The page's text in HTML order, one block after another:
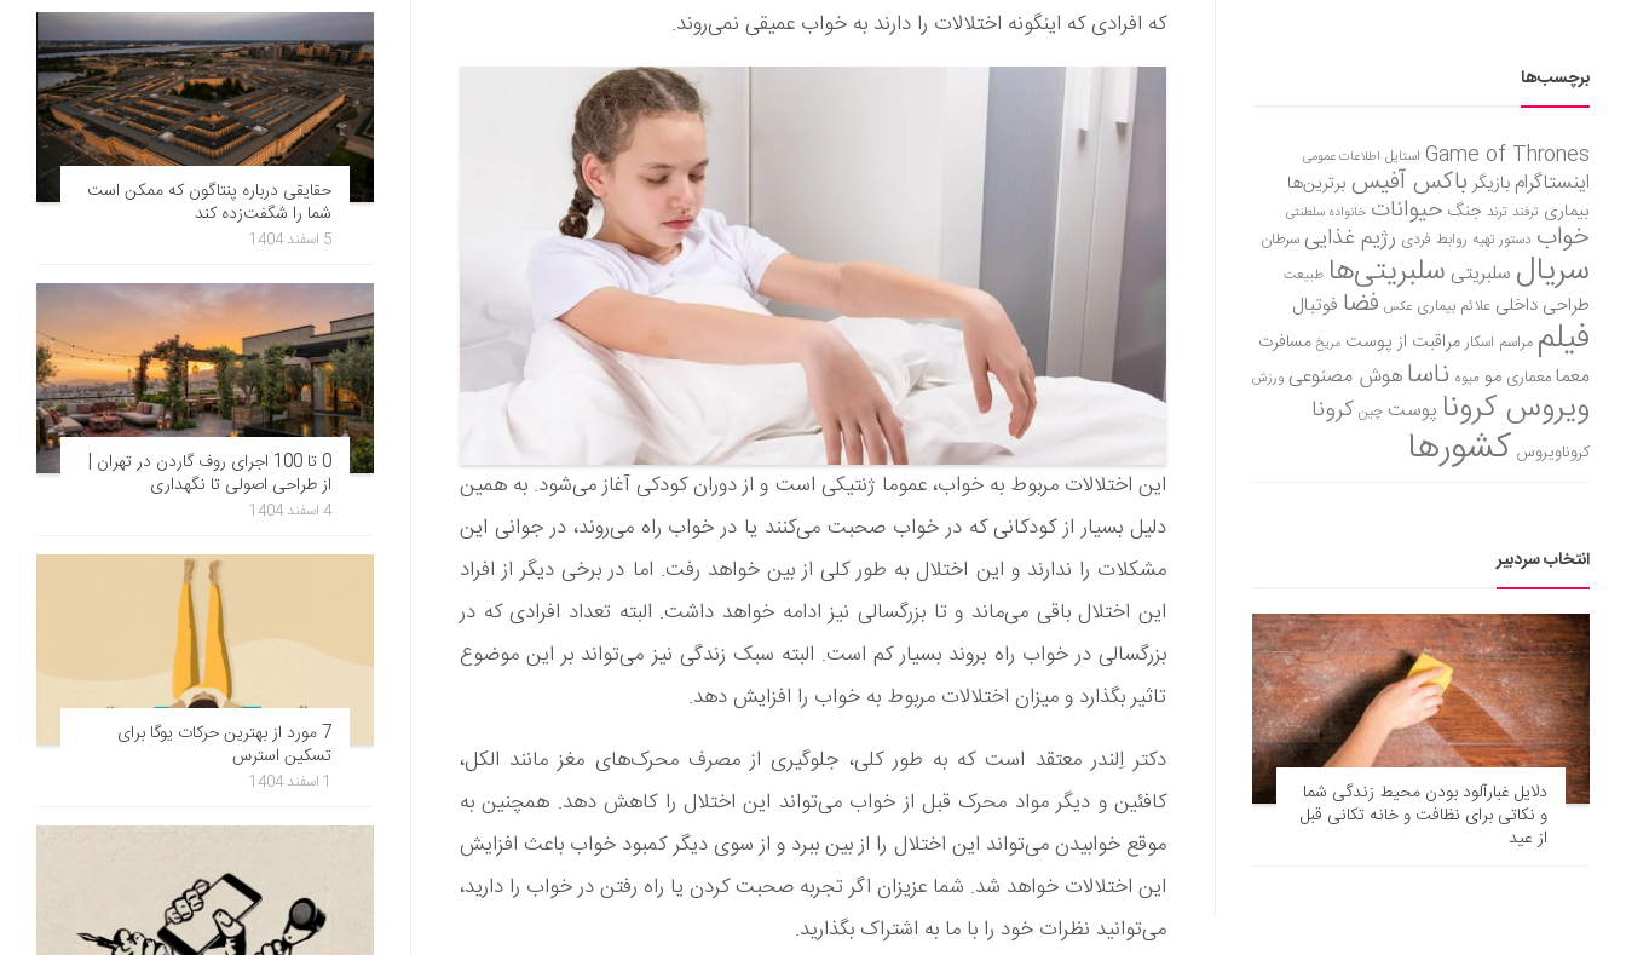
که افرادی که اینگونه اختلا‌لات را دارند به خواب عمیقی نمی‌روند.
این اختلالات مربوط به خواب، عموما ژنتیکی است و از دوران کودکی آغاز می‌شود. به همین
دلیل بسیار از کودکانی که در خواب صحبت می‌کنند یا در خواب راه می‌روند، در جوانی این
مشکلات را ندارند و این اختلال به طور کلی از بین خواهد رفت. اما در برخی دیگر از افراد
این اختلال باقی می‌ماند و تا بزرگسالی نیز ادامه خواهد داشت. البته تعداد افرادی که در
بزرگسالی در خواب راه بروند بسیار کم است. البته سبک زندگی نیز می‌تواند بر این موضوع
تاثیر بگذارد و میزان اختلالات مربوط به خواب را افزایش دهد.
دکتر اِلندر معتقد است که به طور کلی، جلوگیری از مصرف محرک‌های مغز مانند الکل،
کافئین و دیگر مواد محرک قبل از خواب می‌تواند این اختلال را کاهش دهد. همچنین به
موقع خوابیدن می‌تواند این اختلال را از بین ببرد و از سوی دیگر کمبود خواب باعث افزایش
این اختلا‌لات خواهد شد. شما عزیزان اگر تجربه صحبت کردن یا راه رفتن در خواب را دارید،
می‌توانید نظرات خود را با ما به اشتراک بگذارید.
برچسب‌ها
Game of Thrones استایل اطلاعات عمومی
اینستاگرام بازیگر باکس آفیس برترین‌ها
بیماری ترفند ترند جنگ حیوانات خانواده سلطنتی
خواب دستور تهیه روابط فردی رژیم غذاییسرطان
سریال سلبریتی سلبریتی‌ها طبیعت
طراحی داخلی علائم بیماری عکس فضا فوتبال
فیلم مراسم اسکارمراقبت از پوست مریخ مسافرت
معمامعماری مو میوه ناساهوش مصنوعی ورزش
ویروس کرونا پوست چین کرونا
کروناویروس کشورها
انتخاب سردبیر
دلایل غبارآلود بودن محیط زندگی شما
و نکاتی برای نظافت و خانه تکانی قبل
از عید
حقایقی درباره پنتاگون که ممکن است
شما را شگفت‌زده کند
5 اسفند 1404
0 تا 100 اجرای روف گاردن در تهران |
از طراحی اصولی تا نگهداری
4 اسفند 1404
7 مورد از بهترین حرکات یوگا برای
تسکین استرس
1 اسفند 1404